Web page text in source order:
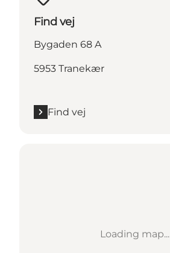
Find vej
Bygaden 68 A
5953 Tranekær
Find vej
Loading map...